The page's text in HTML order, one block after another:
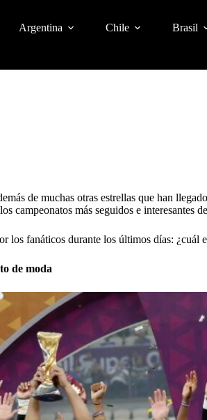
Argentina Chile Brasil
de muchas otras estrellas que han
campeonatos más seguidos e interesantes
los fanáticos durante los últimos días: ¿cuál
de moda